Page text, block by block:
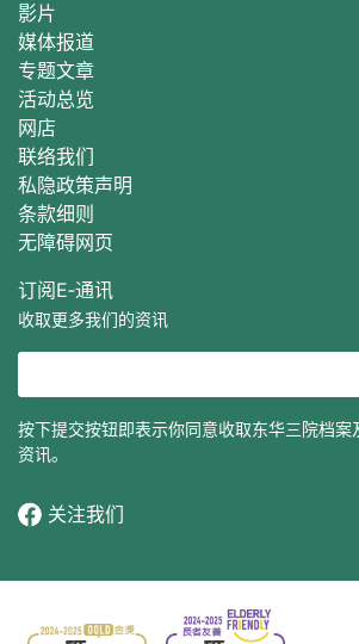
影片
媒体报道
专题文章
活动总览
网店
联络我们
私隐政策声明
条款细则
无障碍网页
订阅E‐通讯
收取更多我们的资讯
按下提交按钮即表示你同意收取东华三院档案
资讯。
关注我们